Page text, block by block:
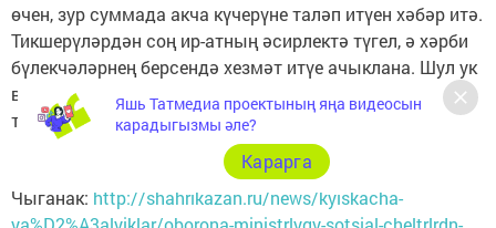
өчен, зур суммада акча күчерүне таләп итүен хәбәр итә.
Тикшерүләрдән соң ир-атның әсирлектә түгел, ә хәрби
бүлекчәләрнең берсендә хезмәт итүе ачыклана. Шул ук
вакытта зыян күрүче үзе "ВКонтакте" битендә үзенең
телефон номерын күрсәткән булып чыга.
Чыганак: http://shahrikazan.ru/news/kyiskacha-
Яшь Татмедиа проектының яңа видеосын
карадыгызмы әле?
Карарга